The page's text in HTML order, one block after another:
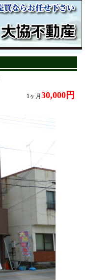
1ヶ月 30,000円